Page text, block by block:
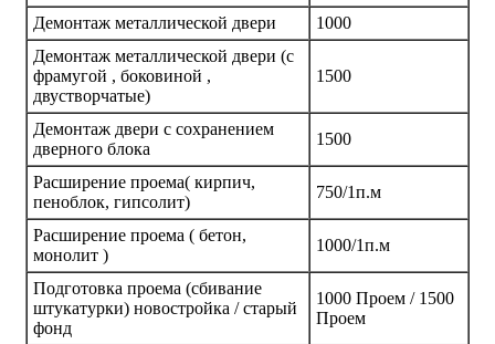
Демонтаж металлической двери
1000
Демонтаж металлической двери (с
фрамугой , боковиной ,
двустворчатые)
1500
Демонтаж двери с сохранением
дверного блока
1500
Расширение проема( кирпич,
пеноблок, гипсолит)
750/1п.м
Расширение проема ( бетон,
монолит )
1000/1п.м
Подготовка проема (сбивание
штукатурки) новостройка / старый
фонд
1000 Проем / 1500
Проем